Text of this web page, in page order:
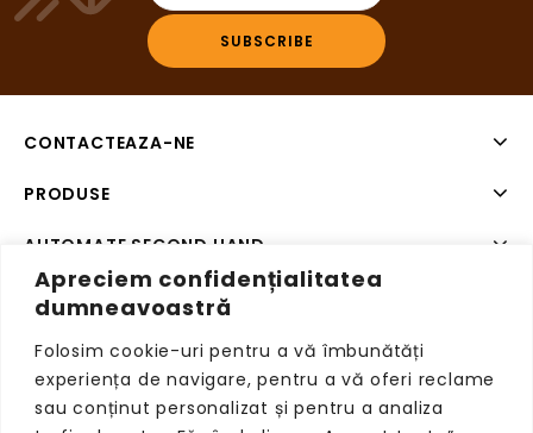
Apreciem confidențialitatea
dumneavoastră
Folosim cookie-uri pentru a vă îmbunătăți
experiența de navigare, pentru a vă oferi reclame
sau conținut personalizat și pentru a analiza
CONTACTEAZA-NE
PRODUSE
AUTOMATE SECOND HAND
SISTEME DE PLATA SECOND HAND
Copyright © 2026 VendingRetail, Toate drepturile